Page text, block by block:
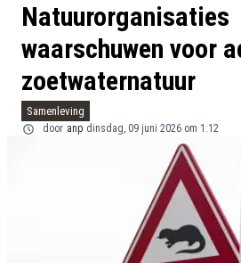
Natuurorganisaties
waarschuwen voor
zoetwaternatuur
Samenleving
door anp dinsdag, 09 juni 2026 om 1:12